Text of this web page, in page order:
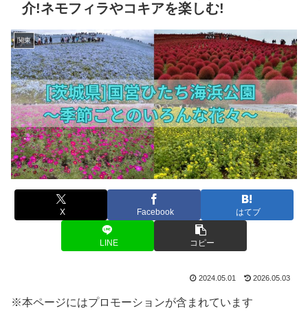
介!ネモフィラやコキアを楽しむ!
関東
X Facebook はてブ
LINE コピー
2024.05.01 2026.05.03
※本ページにはプロモーションが含まれています